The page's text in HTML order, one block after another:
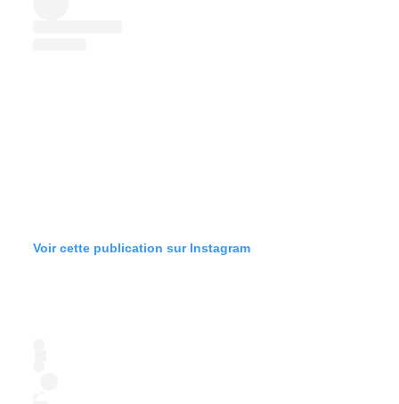
Voir cette publication sur Instagram